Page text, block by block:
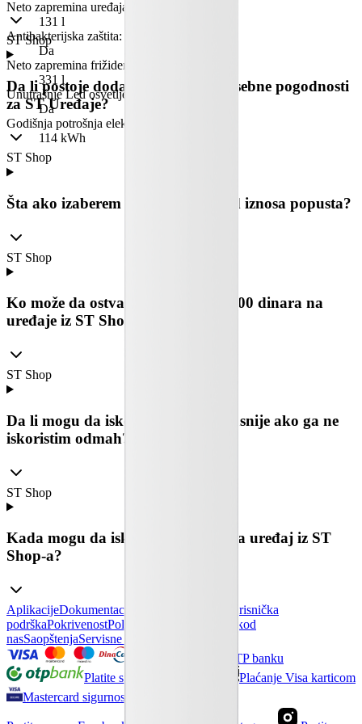
Neto zapremina uređaja
131 l
Antibakterijska zaštita:
Da
Neto zapremina frižidera
331 l
Unutrašnje Led osvetljenje
Da
Godišnja potrošnja električne energije (kWh)
114 kWh
ST Shop
Da li postoje dodatni popusti ili posebne pogodnosti
za ST Uređaje?
ST Shop
Šta ako izaberem uređaj jeftiniji od iznosa popusta?
ST Shop
Ko može da ostvari popust do 15.000 dinara na
uređaje iz ST Shop-a?
ST Shop
Da li mogu da iskoristim popust kasnije ako ga ne
iskoristim odmah?
ST Shop
Kada mogu da iskoristim popust na uređaj iz ST
Shop-a?
AplikacijeDokumentacija
Korisnička
podrškaPokrivenostPolitika privatnosti
Posao kod
nasSaopštenjaServisne informacije
Platite sigurno uz OTP banku
Platite sigurno uz Monri
Plaćanje Visa karticom
Mastercard sigurnosni standardi